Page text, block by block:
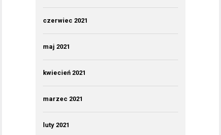
czerwiec 2021
maj 2021
kwiecień 2021
marzec 2021
luty 2021